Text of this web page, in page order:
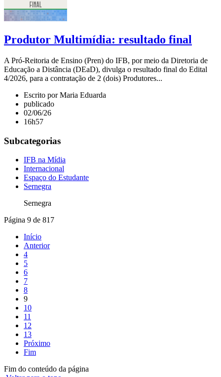
Produtor Multimídia: resultado final
A Pró-Reitoria de Ensino (Pren) do IFB, por meio da Diretoria de
Educação a Distância (DEaD), divulga o resultado final do Edital
4/2026, para a contratação de 2 (dois) Produtores...
Escrito por Maria Eduarda
publicado
02/06/26
16h57
Subcategorias
IFB na Mídia
Internacional
Espaço do Estudante
Sernegra
Sernegra
Página 9 de 817
Início
Anterior
4
5
6
7
8
9
10
11
12
13
Próximo
Fim
Fim do conteúdo da página